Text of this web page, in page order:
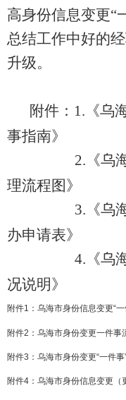
高身份信息变更“
总结工作中好的
升级。
附件： 1. 《乌
事指南》
2. 《乌
理流程图》
3. 《乌
办申请表》
4. 《
况说明》
附件1：乌海市身份信息变更“
附件2：乌海市身份变更一件事
附件3：乌海市身份变更“一件
附件4：乌海市身份信息变更（